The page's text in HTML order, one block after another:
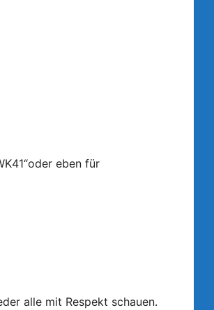
eben für
alle mit Respekt schauen.